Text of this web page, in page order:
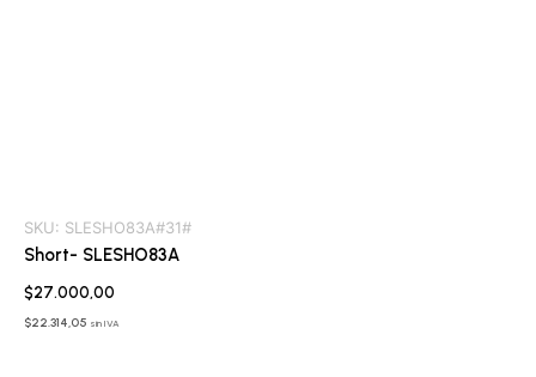
SKU: SLESHO83A#31#
Short- SLESHO83A
$27.000,00
$22.314,05 sin IVA